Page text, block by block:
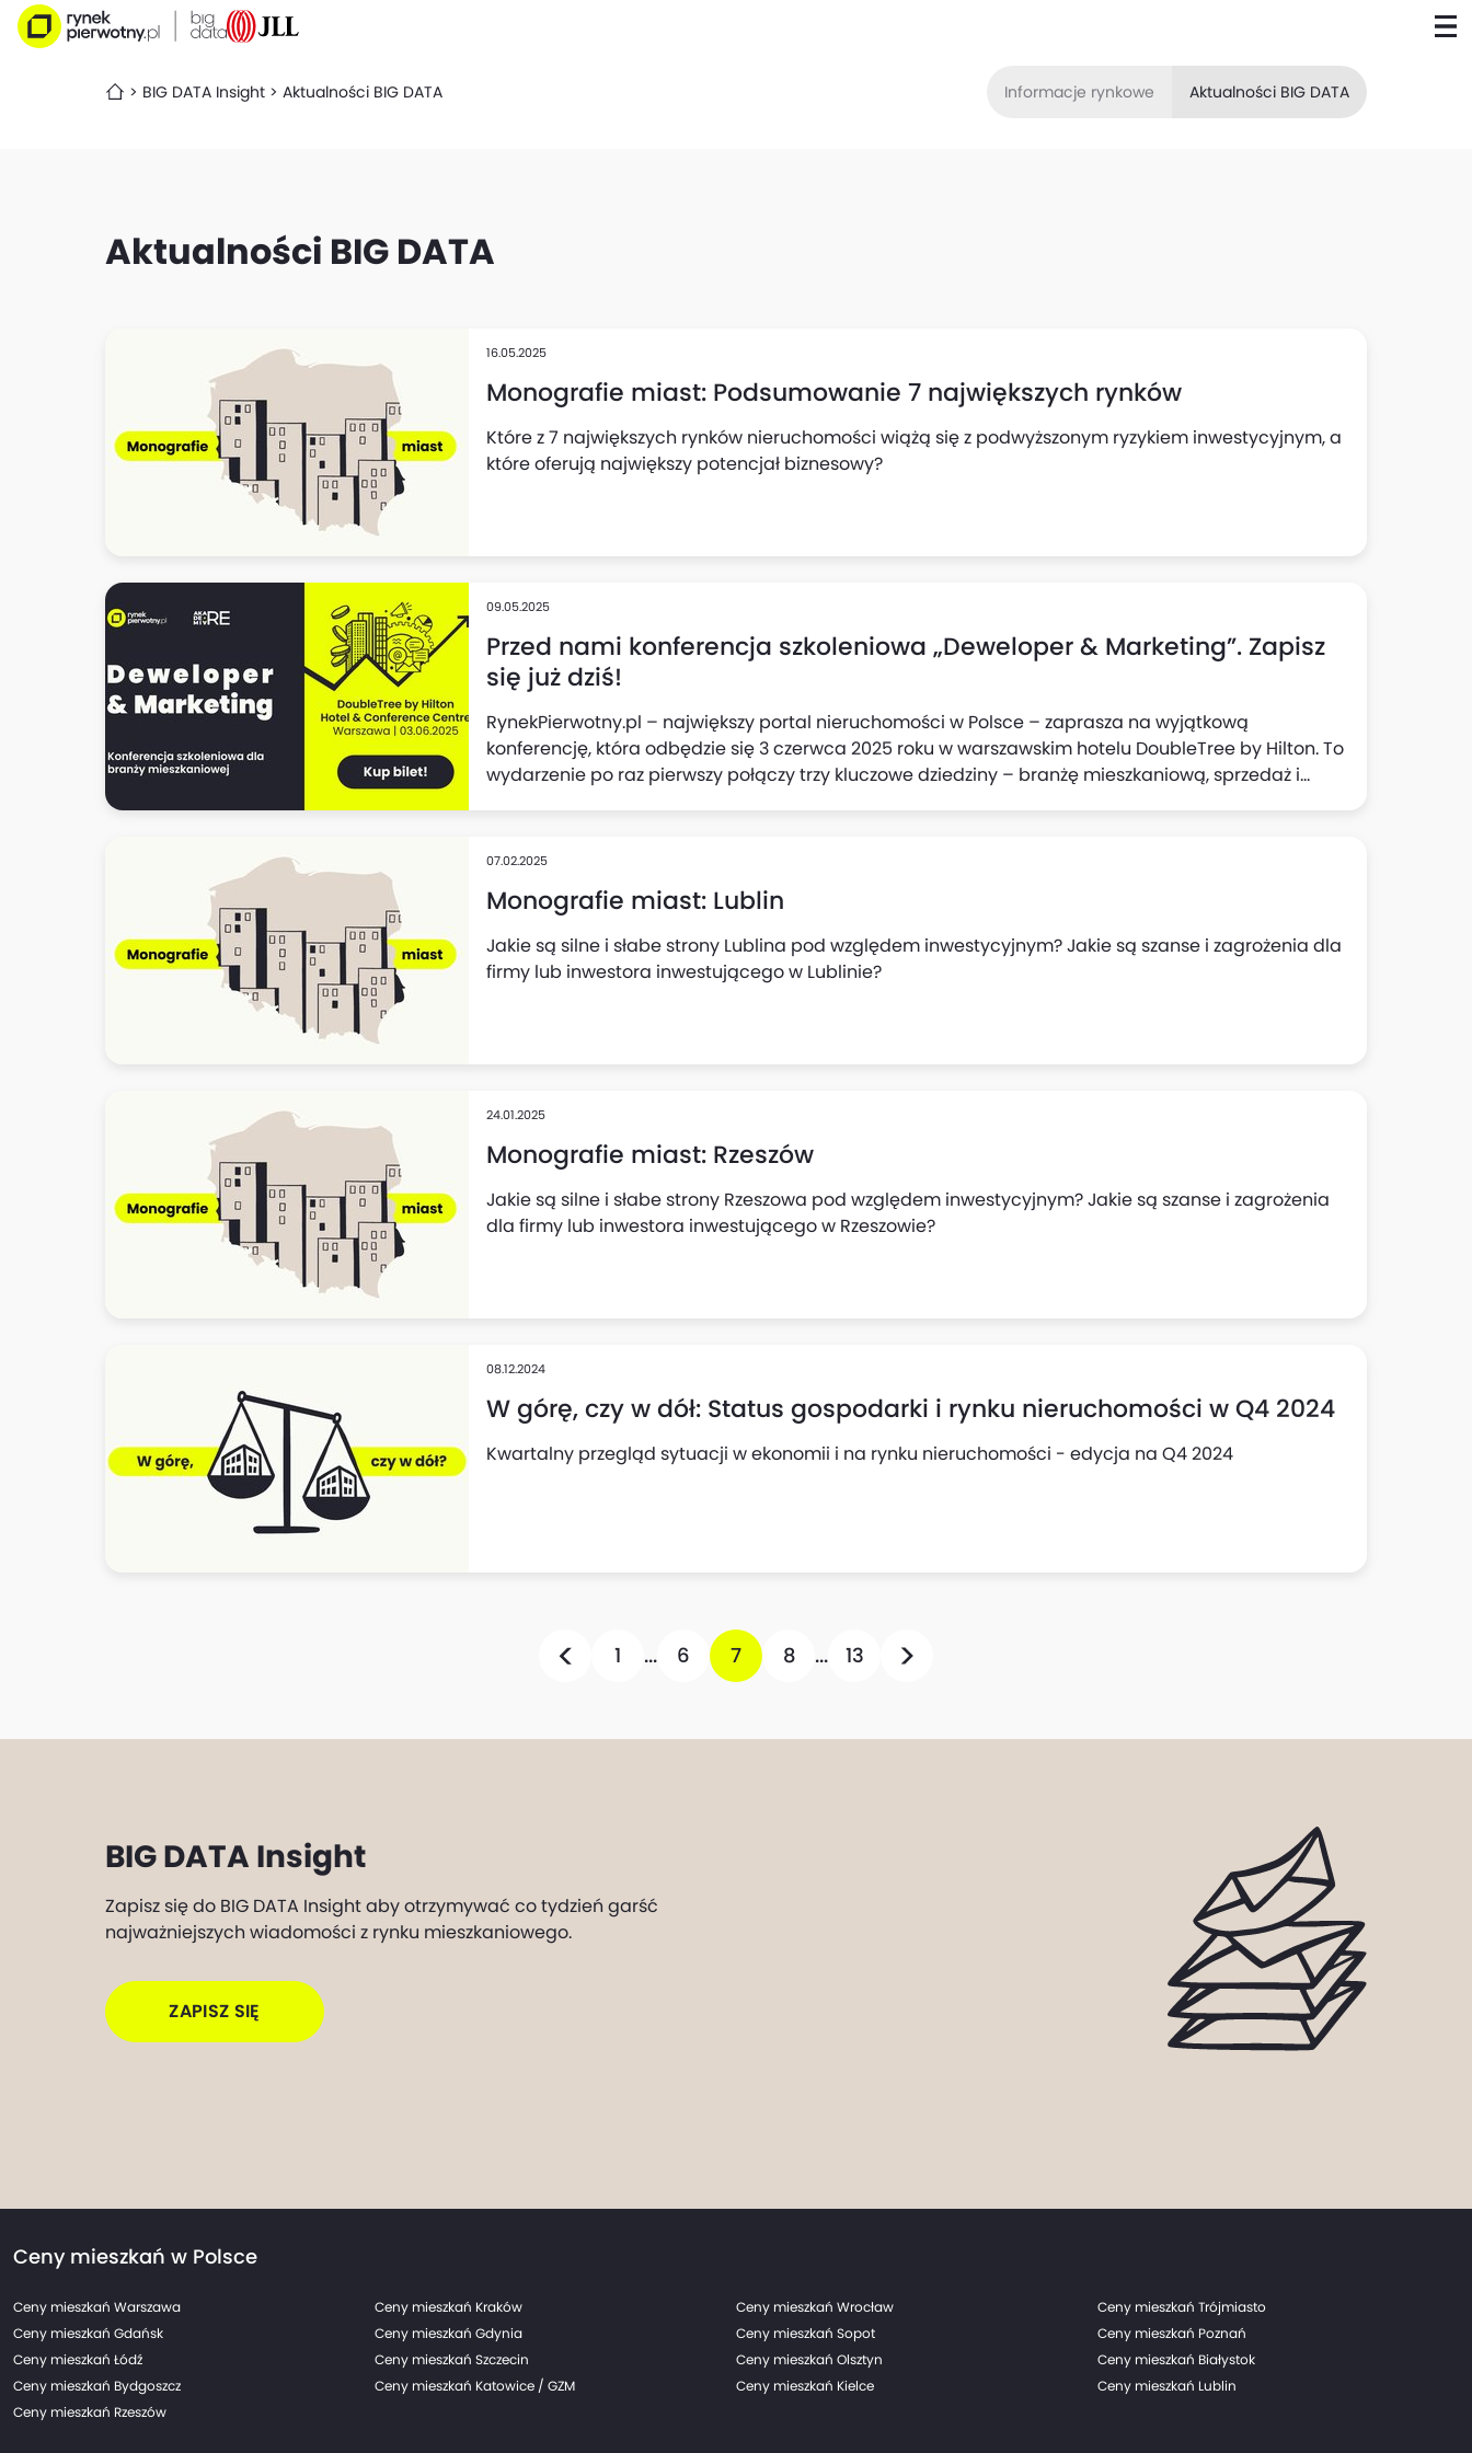
BIG DATA Insight Aktualności BIG DATA Informacje rynkowe Aktualności BIG DATA
Aktualności BIG DATA
16.05.2025
Monografie miast: Podsumowanie 7 największych rynków
Które z 7 największych rynków nieruchomości wiążą się z podwyższonym ryzykiem inwestycyjnym, a
które oferują największy potencjał biznesowy?
09.05.2025
Przed nami konferencja szkoleniowa „Deweloper & Marketing”. Zapisz
się już dziś!
RynekPierwotny.pl – największy portal nieruchomości w Polsce – zaprasza na wyjątkową
konferencję, która odbędzie się 3 czerwca 2025 roku w warszawskim hotelu DoubleTree by Hilton. To
wydarzenie po raz pierwszy połączy trzy kluczowe dziedziny – branżę mieszkaniową, sprzedaż i
sytuacji rynkowej.
07.02.2025
Monografie miast: Lublin
Jakie są silne i słabe strony Lublina pod względem inwestycyjnym? Jakie są szanse i zagrożenia dla
firmy lub inwestora inwestującego w Lublinie?
24.01.2025
Monografie miast: Rzeszów
Jakie są silne i słabe strony Rzeszowa pod względem inwestycyjnym? Jakie są szanse i zagrożenia
dla firmy lub inwestora inwestującego w Rzeszowie?
08.12.2024
W górę, czy w dół: Status gospodarki i rynku nieruchomości w Q4 2024
Kwartalny przegląd sytuacji w ekonomii i na rynku nieruchomości - edycja na Q4 2024
1 ... 6 7 8 ... 13
BIG DATA Insight
Zapisz się do BIG DATA Insight aby otrzymywać co tydzień garść
najważniejszych wiadomości z rynku mieszkaniowego.
ZAPISZ SIĘ
Ceny mieszkań w Polsce
Ceny mieszkań Warszawa Ceny mieszkań Kraków Ceny mieszkań Wrocław
Ceny mieszkań Trójmiasto
Ceny mieszkań Gdańsk
Ceny mieszkań Gdynia Ceny mieszkań Sopot
Ceny mieszkań Poznań
Ceny mieszkań Łódź
Ceny mieszkań Szczecin Ceny mieszkań Olsztyn
Ceny mieszkań Białystok
Ceny mieszkań Bydgoszcz
Ceny mieszkań Katowice / GZM Ceny mieszkań Kielce
Ceny mieszkań Lublin
Ceny mieszkań Rzeszów